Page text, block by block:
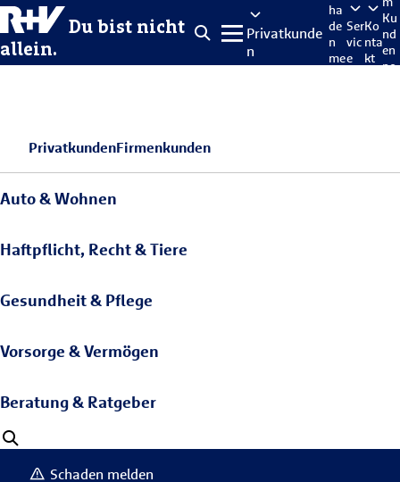
Du bist nicht
allein.
Privatkunde
n
ha
de
n
me
Ser
vic
e
Ko
nta
kt
Ku
nd
en
po
PrivatkundenFirmenkunden
Auto & Wohnen
Haftpflicht, Recht & Tiere
Gesundheit & Pflege
Vorsorge & Vermögen
Beratung & Ratgeber
Schaden melden